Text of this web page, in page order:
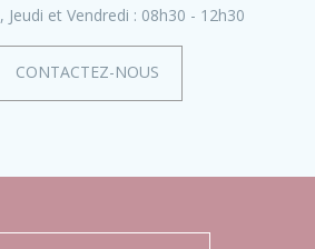
et Vendredi : 08h30 - 12h30
CONTACTEZ-NOUS